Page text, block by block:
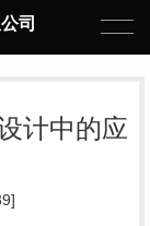
司
计中的应